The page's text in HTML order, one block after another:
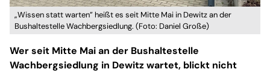
„Wissen statt warten” heißt es seit Mitte Mai in Dewitz an der
Bushaltestelle Wachbergsiedlung. (Foto: Daniel Große)
Wer seit Mitte Mai an der Bushaltestelle
Wachbergsiedlung in Dewitz wartet, blickt nicht